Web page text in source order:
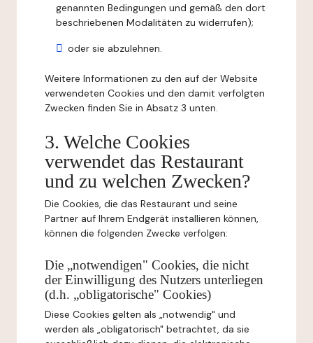
genannten Bedingungen und gemäß den dort
beschriebenen Modalitäten zu widerrufen);
oder sie abzulehnen.
Weitere Informationen zu den auf der Website
verwendeten Cookies und den damit verfolgten
Zwecken finden Sie in Absatz 3 unten.
3. Welche Cookies
verwendet das Restaurant
und zu welchen Zwecken?
Die Cookies, die das Restaurant und seine
Partner auf Ihrem Endgerät installieren können,
können die folgenden Zwecke verfolgen:
Die „notwendigen" Cookies, die nicht
der Einwilligung des Nutzers unterliegen
(d.h. „obligatorische" Cookies)
Diese Cookies gelten als „notwendig" und
werden als „obligatorisch" betrachtet, da sie